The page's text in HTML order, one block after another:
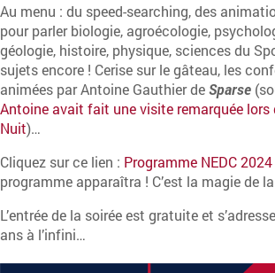
Au menu : du speed-searching, des
pour parler biologie, agroécologie,
géologie, histoire, physique, sciences du
sujets encore ! Cerise sur le gâteau, les
animées par Antoine Gauthier deSparse
Antoine avait fait une visite remarquée lors
Nuit)…
Cliquez sur ce lien : Programme NEDC
programme apparaîtra ! C’est la magie de
L’entrée de la soirée est gratuite et
ans à l’infini…